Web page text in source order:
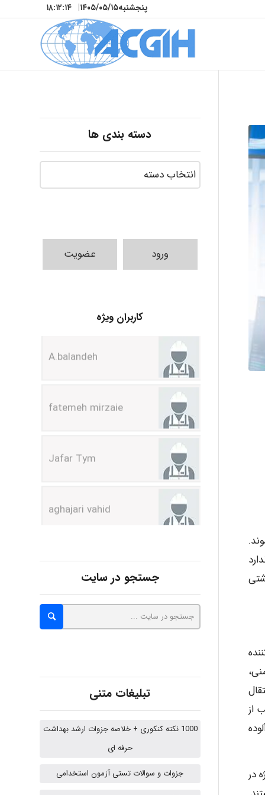
پنجشنبه۱۴۰۵/۰۵/۱۵| ۱۸:۱۲:۱۶
از
در
دسته بندی ها
ورود عضویت
کاربران ویژه
fatemeh mirzaie
Jafar Tym
aghajari vahid
Poubakhtiari
Alirez0990
hosein abdolvand
emami
جستجو در سایت
تبلیغات متنی
1000 نکته کنکوری + خلاصه جزوات ارشد بهداشت
حرفه ای
جزوات و سوالات تستی آزمون استخدامی